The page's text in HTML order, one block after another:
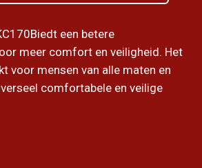
een betere
meer comfort en veiligheid. Het
voor mensen van alle maten en
comfortabele en veilige